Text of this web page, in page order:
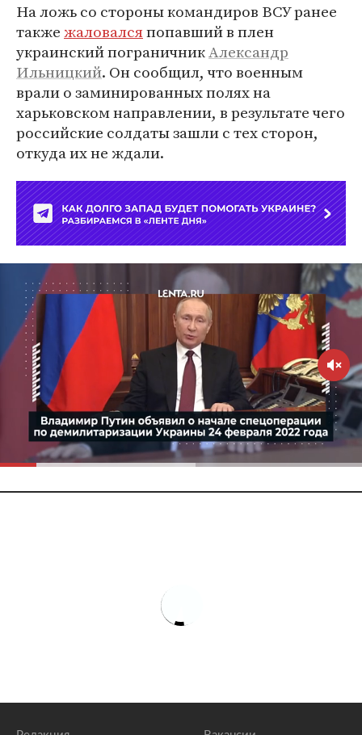
На ложь со стороны командиров ВСУ ранее
такжежаловалсяпопавший в плен
украинский пограничникАлександр
Ильницкий. Он сообщил, что военным
врали о заминированных полях на
харьковском направлении, в результате чего
российские солдаты зашли с тех сторон,
откуда их не ждали.